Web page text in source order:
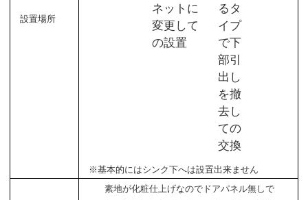
設置場所
ネットに
変更して
の設置
るタ
イプ
で下
部引
出し
を撤
去し
ての
交換
※基本的にはシンク下へは設置出来ません
素地が化粧仕上げなのでドアパネル無しで